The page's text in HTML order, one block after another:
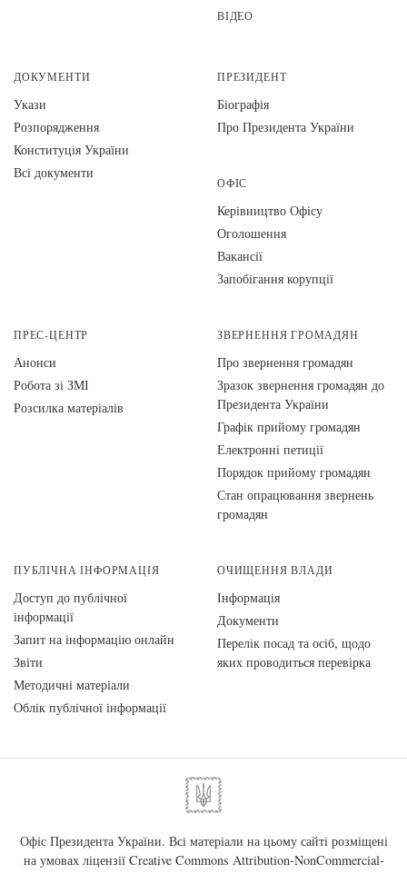
ВІДЕО
ДОКУМЕНТИ
Укази
Розпорядження
Конституція України
Всі документи
ПРЕЗИДЕНТ
Біографія
Про Президента України
ОФІС
Керівництво Офісу
Оголошення
Вакансії
Запобігання корупції
ПРЕС-ЦЕНТР
Анонси
Робота зі ЗМІ
Розсилка матеріалів
ЗВЕРНЕННЯ ГРОМАДЯН
Про звернення громадян
Зразок звернення громадян до
Президента України
Графік прийому громадян
Електронні петиції
Порядок прийому громадян
Стан опрацювання звернень
громадян
ПУБЛІЧНА ІНФОРМАЦІЯ
Доступ до публічної
інформації
Запит на інформацію онлайн
Звіти
Методичні матеріали
Облік публічної інформації
ОЧИЩЕННЯ ВЛАДИ
Інформація
Документи
Перелік посад та осіб, щодо
яких проводиться перевірка
Офіс Президента України. Всі матеріали на цьому сайті розміщені
на умовах ліцензії Creative Commons Attribution-NonCommercial-